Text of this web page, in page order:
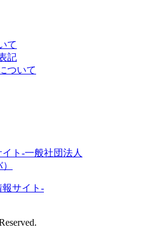
て
記
ついて
ト-一般社団法人
サイト-